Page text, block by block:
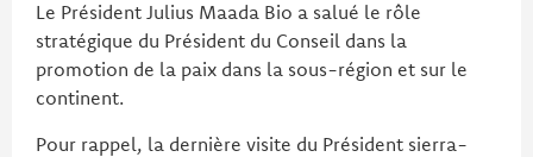
Le Président Julius Maada Bio a salué le rôle
stratégique du Président du Conseil dans la
promotion de la paix dans la sous-région et sur le
continent.
Pour rappel, la dernière visite du Président sierra-